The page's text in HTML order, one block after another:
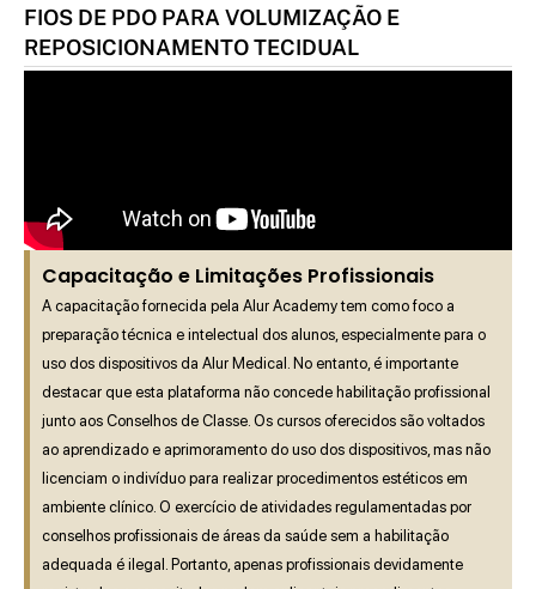
FIOS DE PDO PARA VOLUMIZAÇÃO E
REPOSICIONAMENTO TECIDUAL
Capacitação e Limitações Profissionais
A capacitação fornecida pela Alur Academy tem como foco a
preparação técnica e intelectual dos alunos, especialmente para o
uso dos dispositivos da Alur Medical. No entanto, é importante
destacar que esta plataforma não concede habilitação profissional
junto aos Conselhos de Classe. Os cursos oferecidos são voltados
ao aprendizado e aprimoramento do uso dos dispositivos, mas não
licenciam o indivíduo para realizar procedimentos estéticos em
ambiente clínico. O exercício de atividades regulamentadas por
conselhos profissionais de áreas da saúde sem a habilitação
adequada é ilegal. Portanto, apenas profissionais devidamente